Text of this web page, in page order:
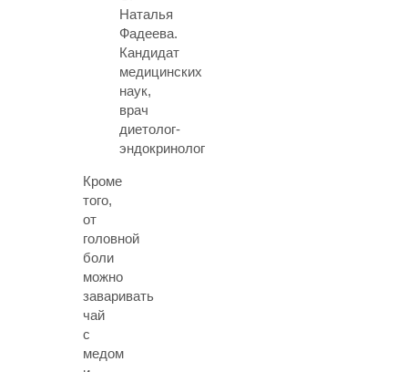
Наталья
Фадеева.
Кандидат
медицинских
наук,
врач
диетолог-
эндокринолог
Кроме
того,
от
головной
боли
можно
заваривать
чай
с
медом